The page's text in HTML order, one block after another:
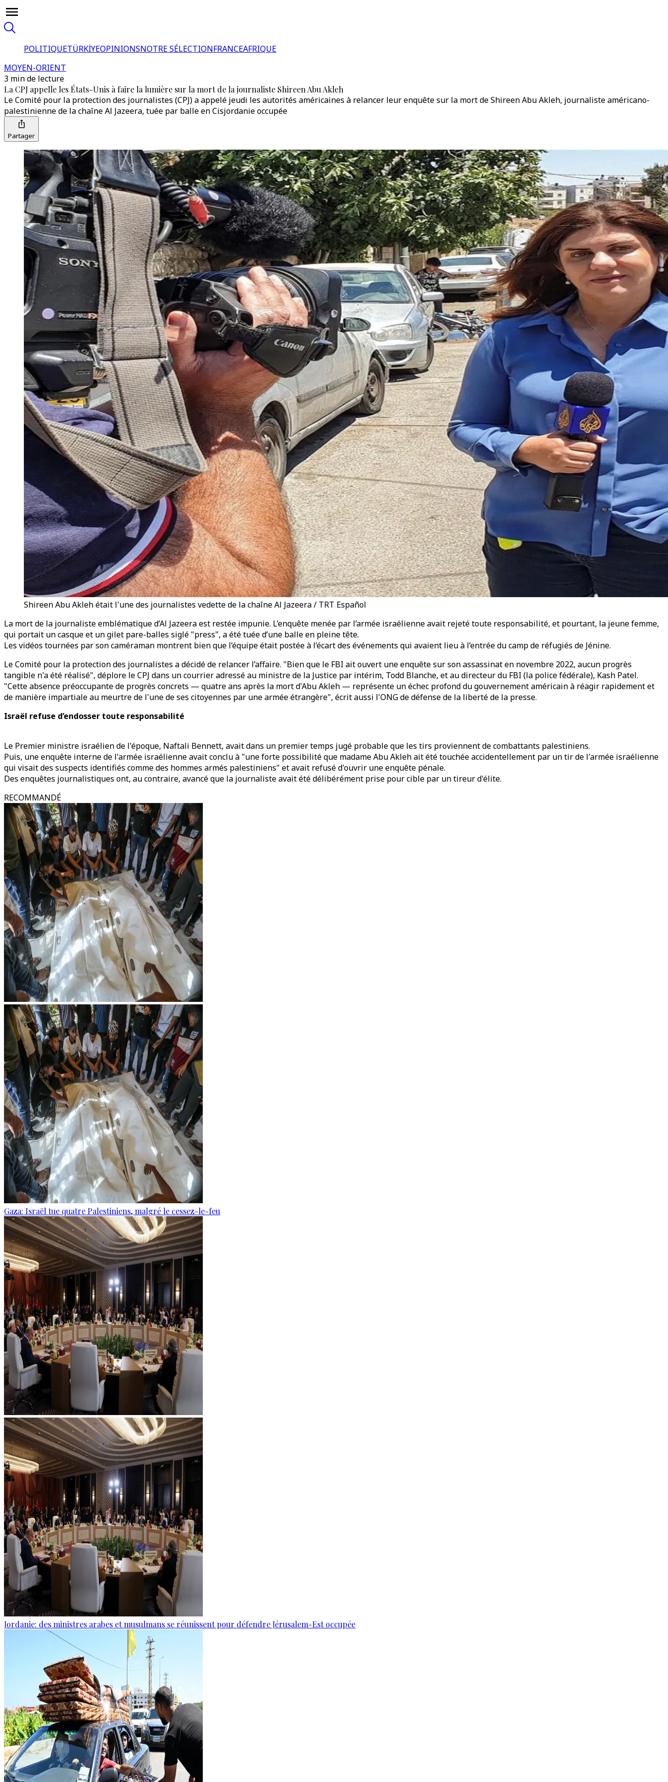
POLITIQUETÜRKİYEOPINIONSNOTRE SÉLECTIONFRANCEAFRIQUE
MOYEN-ORIENT
3 min de lecture
La CPJ appelle les États-Unis à faire la lumière sur la mort de la journaliste Shireen Abu Akleh
Le Comité pour la protection des journalistes (CPJ) a appelé jeudi les autorités américaines à relancer leur enquête sur la mort de Shireen Abu Akleh, journaliste américano-
palestinienne de la chaîne Al Jazeera, tuée par balle en Cisjordanie occupée
Partager
Shireen Abu Akleh était l'une des journalistes vedette de la chaîne Al Jazeera / TRT Español
La mort de la journaliste emblématique d’Al Jazeera est restée impunie. L’enquête menée par l’armée israélienne avait rejeté toute responsabilité, et pourtant, la jeune femme,
qui portait un casque et un gilet pare-balles siglé "press", a été tuée d’une balle en pleine tête.
Les vidéos tournées par son caméraman montrent bien que l’équipe était postée à l’écart des événements qui avaient lieu à l’entrée du camp de réfugiés de Jénine.
Le Comité pour la protection des journalistes a décidé de relancer l’affaire. "Bien que le FBI ait ouvert une enquête sur son assassinat en novembre 2022, aucun progrès
tangible n'a été réalisé", déplore le CPJ dans un courrier adressé au ministre de la Justice par intérim, Todd Blanche, et au directeur du FBI (la police fédérale), Kash Patel.
"Cette absence préoccupante de progrès concrets — quatre ans après la mort d'Abu Akleh — représente un échec profond du gouvernement américain à réagir rapidement et
de manière impartiale au meurtre de l'une de ses citoyennes par une armée étrangère", écrit aussi l'ONG de défense de la liberté de la presse.
Israël refuse d’endosser toute responsabilité
Le Premier ministre israélien de l'époque, Naftali Bennett, avait dans un premier temps jugé probable que les tirs proviennent de combattants palestiniens.
Puis, une enquête interne de l'armée israélienne avait conclu à "une forte possibilité que madame Abu Akleh ait été touchée accidentellement par un tir de l'armée israélienne
qui visait des suspects identifiés comme des hommes armés palestiniens" et avait refusé d'ouvrir une enquête pénale.
Des enquêtes journalistiques ont, au contraire, avancé que la journaliste avait été délibérément prise pour cible par un tireur d'élite.
RECOMMANDÉ
Gaza: Israël tue quatre Palestiniens, malgré le cessez-le-feu
Jordanie: des ministres arabes et musulmans se réunissent pour défendre Jérusalem-Est occupée